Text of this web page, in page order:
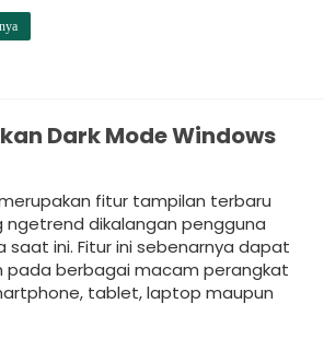
Dark Mode Windows
fitur tampilan terbaru
ngetrend dikalangan pengguna
ini. Fitur ini sebenarnya dapat
pada berbagai macam perangkat
tablet, laptop maupun